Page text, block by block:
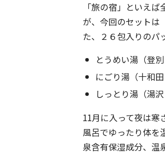
「旅の宿」といえ
が、今回のセットは
た、２６包入りのパ
とうめい湯（登
にごり湯（十和
しっとり湯（湯
11月に入って夜は寒
風呂でゆったり体を
泉含有保湿成分、温